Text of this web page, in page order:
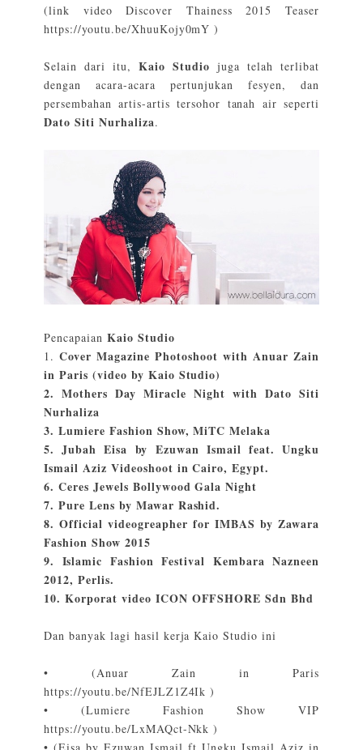
(link video Discover Thainess 2015 Teaser
https://youtu.be/XhuuKojy0mY )
Selain dari itu,Kaio Studiojuga telah terlibat
dengan acara-acara pertunjukan fesyen, dan
persembahan artis-artis tersohor tanah air seperti
Dato Siti Nurhaliza.
Pencapaian Kaio Studio
1.Cover Magazine Photoshoot with Anuar Zain
in Paris (video by Kaio Studio)
2. Mothers Day Miracle Night with Dato Siti
Nurhaliza
3. Lumiere Fashion Show, MiTC Melaka
5. Jubah Eisa by Ezuwan Ismail feat. Ungku
Ismail Aziz Videoshoot in Cairo, Egypt.
6. Ceres Jewels Bollywood Gala Night
7. Pure Lens by Mawar Rashid.
8. Official videogreapher for IMBAS by Zawara
Fashion Show 2015
9. Islamic Fashion Festival Kembara Nazneen
2012, Perlis.
10. Korporat video ICON OFFSHORE Sdn Bhd
Dan banyak lagi hasil kerja Kaio Studio ini
•
(Anuar Zain in Paris
https://youtu.be/NfEJLZ1Z4Ik )
•
(Lumiere Fashion Show VIP
https://youtu.be/LxMAQct-Nkk )